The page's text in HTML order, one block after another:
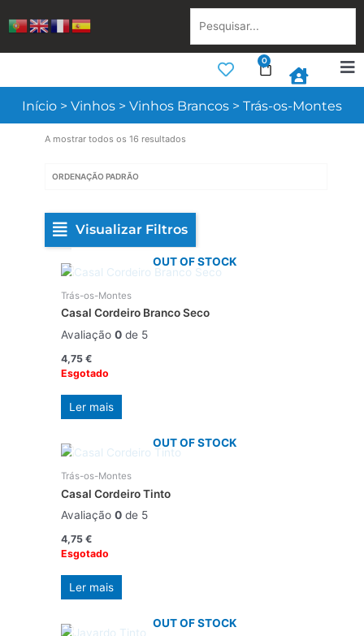
to
0
Cart
Início > Vinhos > Vinhos Brancos > Trás-os-Montes
A mostrar todos os 16 resultados
Visualizar Filtros
OUT OF STOCK
Trás-os-Montes
Casal Cordeiro Branco Seco
Avaliação 0de 5
4,75 €
Esgotado
Ler mais
OUT OF STOCK
Trás-os-Montes
Casal Cordeiro Tinto
Avaliação 0de 5
4,75 €
Esgotado
Ler mais
OUT OF STOCK